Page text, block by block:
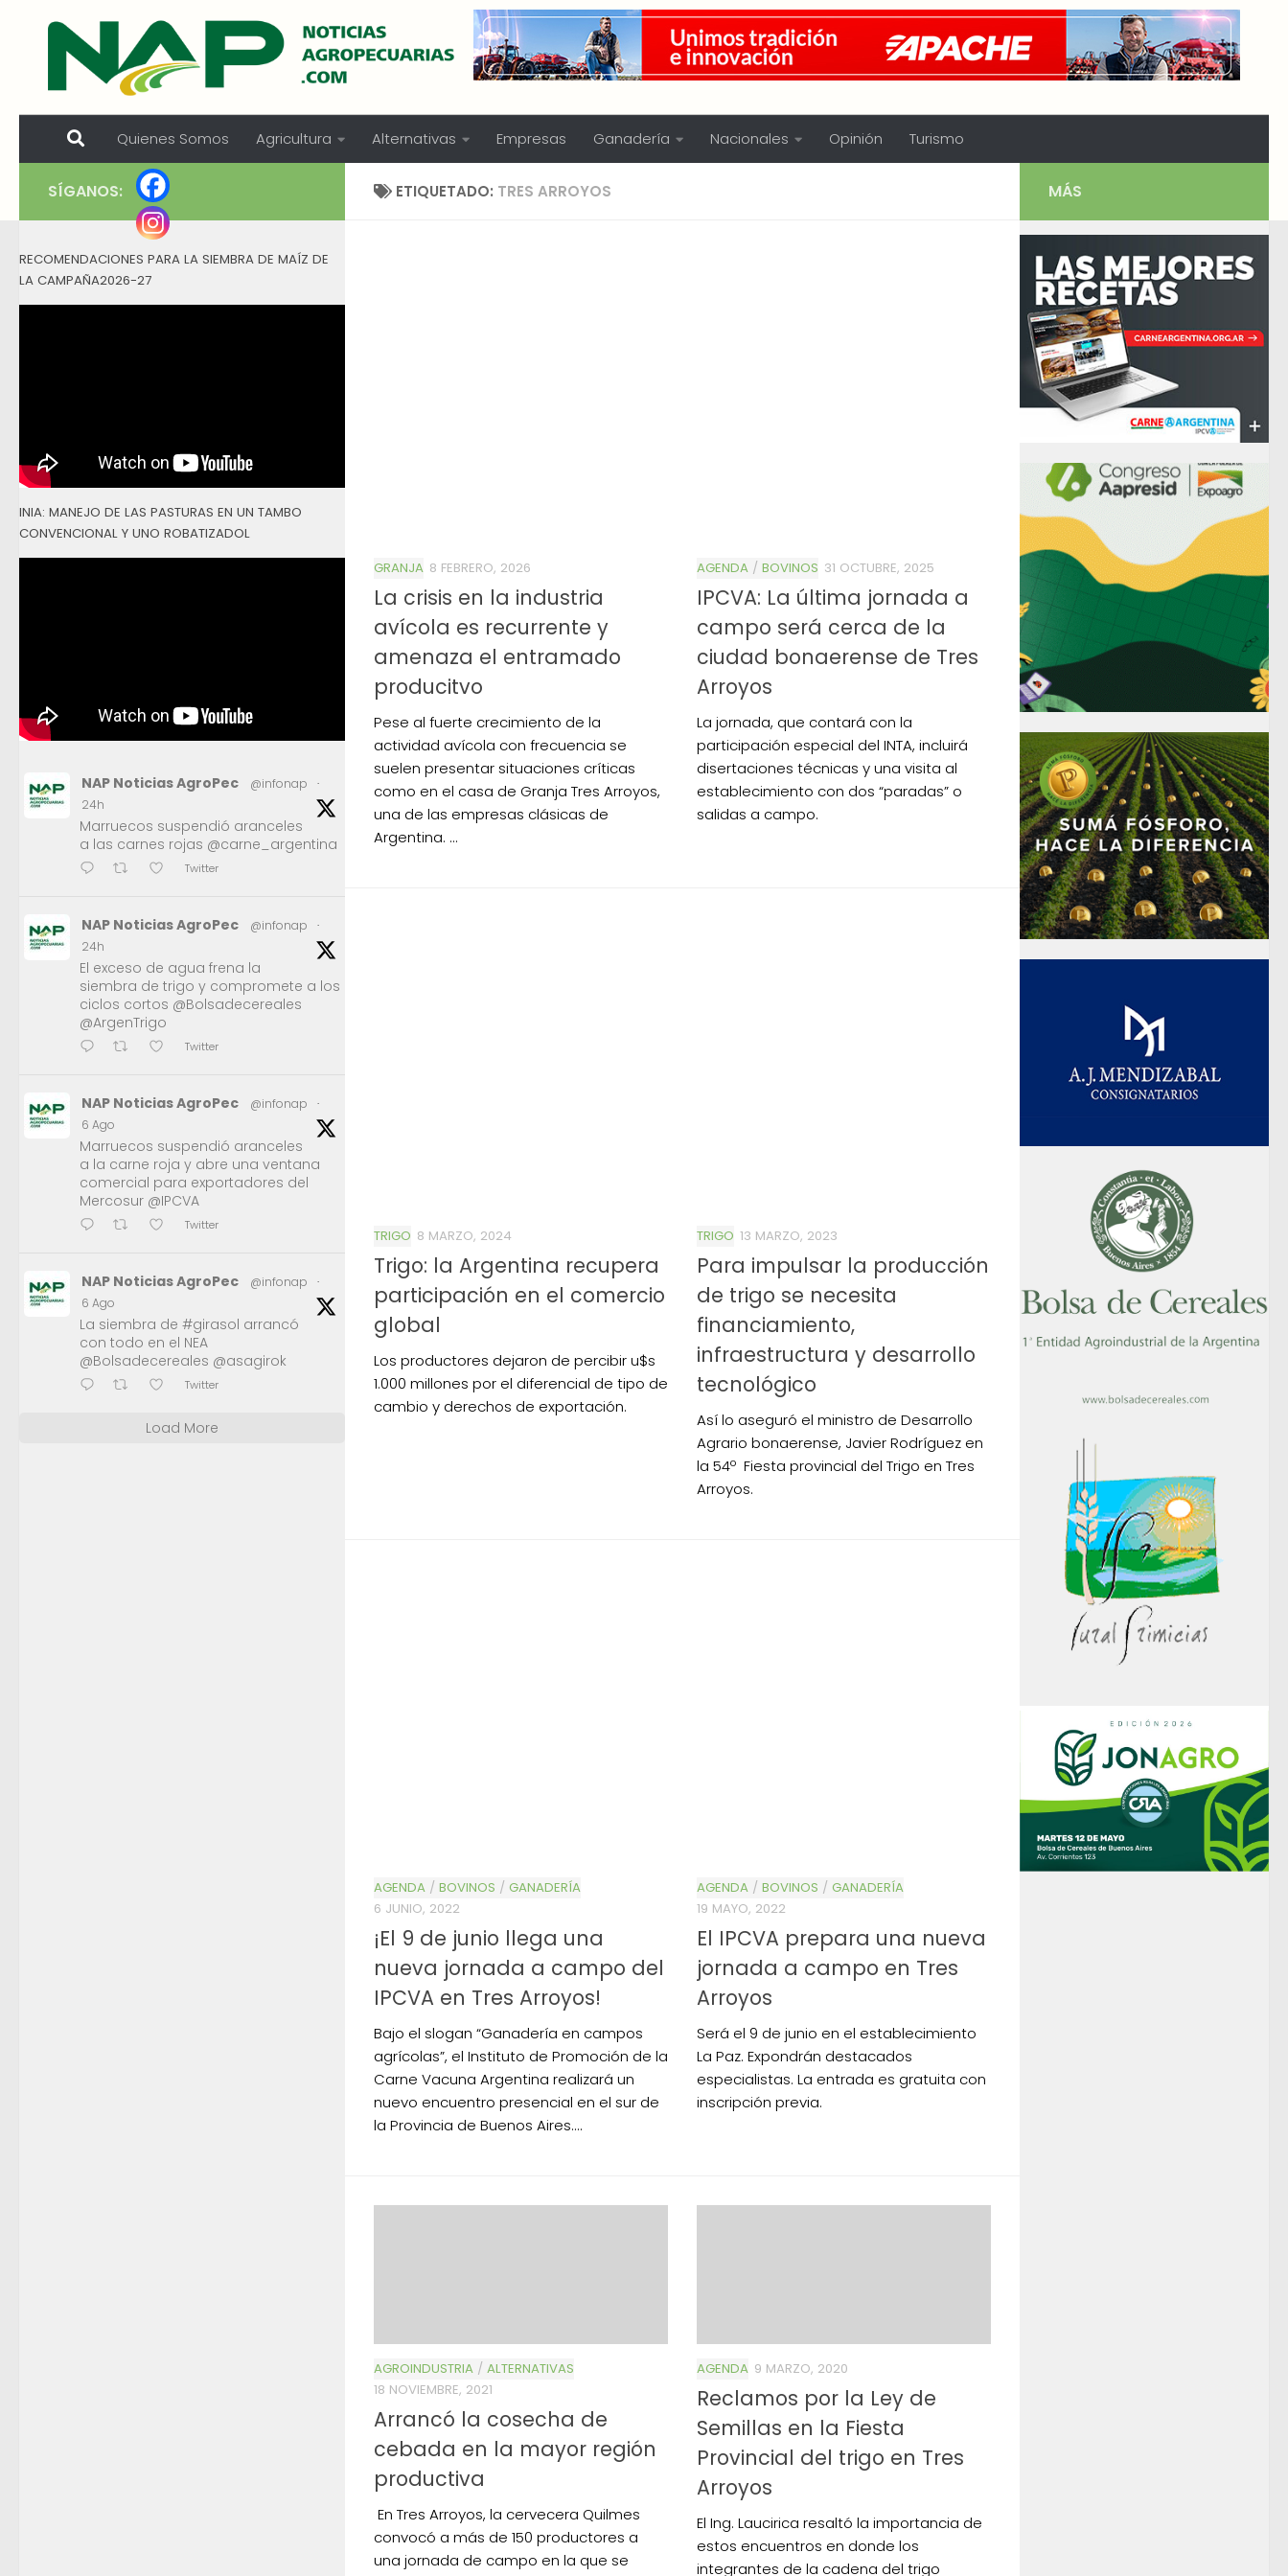
Skip to content
Quienes Somos Agricultura Alternativas Empresas Ganadería Nacionales Opinión Turismo
ETIQUETADO: TRES ARROYOS
GRANJA 8 FEBRERO, 2026
La crisis en la industria
avícola es recurrente y
amenaza el entramado
producitvo
Pese al fuerte crecimiento de la
actividad avícola con frecuencia se
suelen presentar situaciones críticas
como en el casa de Granja Tres Arroyos,
una de las empresas clásicas de
Argentina. ...
AGENDA / BOVINOS 31 OCTUBRE, 2025
IPCVA: La última jornada a
campo será cerca de la
ciudad bonaerense de Tres
Arroyos
La jornada, que contará con la
participación especial del INTA, incluirá
disertaciones técnicas y una visita al
establecimiento con dos “paradas” o
salidas a campo.
TRIGO 8 MARZO, 2024
Trigo: la Argentina recupera
participación en el comercio
global
Los productores dejaron de percibir u$s
1.000 millones por el diferencial de tipo de
cambio y derechos de exportación.
TRIGO 13 MARZO, 2023
Para impulsar la producción
de trigo se necesita
financiamiento,
infraestructura y desarrollo
tecnológico
Así lo aseguró el ministro de Desarrollo
Agrario bonaerense, Javier Rodríguez en
la 54º Fiesta provincial del Trigo en Tres
Arroyos.
AGENDA / BOVINOS / GANADERÍA
6 JUNIO, 2022
¡El 9 de junio llega una
nueva jornada a campo del
IPCVA en Tres Arroyos!
Bajo el slogan “Ganadería en campos
agrícolas”, el Instituto de Promoción de la
Carne Vacuna Argentina realizará un
nuevo encuentro presencial en el sur de
la Provincia de Buenos Aires....
AGENDA / BOVINOS / GANADERÍA
19 MAYO, 2022
El IPCVA prepara una nueva
jornada a campo en Tres
Arroyos
Será el 9 de junio en el establecimiento
La Paz. Expondrán destacados
especialistas. La entrada es gratuita con
inscripción previa.
AGROINDUSTRIA / ALTERNATIVAS
18 NOVIEMBRE, 2021
Arrancó la cosecha de
cebada en la mayor región
productiva
En Tres Arroyos, la cervecera Quilmes
convocó a más de 150 productores a
una jornada de campo en la que se
AGENDA 9 MARZO, 2020
Reclamos por la Ley de
Semillas en la Fiesta
Provincial del trigo en Tres
Arroyos
El Ing. Laucirica resaltó la importancia de
estos encuentros en donde los
integrantes de la cadena del trigo
SÍGANOS:
RECOMENDACIONES PARA LA SIEMBRA DE MAÍZ DE
LA CAMPAÑA2026-27
INIA: MANEJO DE LAS PASTURAS EN UN TAMBO
CONVENCIONAL Y UNO ROBATIZADOL
NAP Noticias AgroPec @infonap
·
24h
Marruecos suspendió aranceles
a las carnes rojas @carne_argentina
Twitter
NAP Noticias AgroPec @infonap
·
24h
El exceso de agua frena la
siembra de trigo y compromete a los
ciclos cortos @Bolsadecereales
@ArgenTrigo
Twitter
NAP Noticias AgroPec @infonap
·
6 Ago
Marruecos suspendió aranceles
a la carne roja y abre una ventana
comercial para exportadores del
Mercosur @IPCVA
Twitter
NAP Noticias AgroPec @infonap
·
6 Ago
La siembra de #girasol arrancó
con todo en el NEA
@Bolsadecereales @asagirok
Twitter
Load More
MÁS